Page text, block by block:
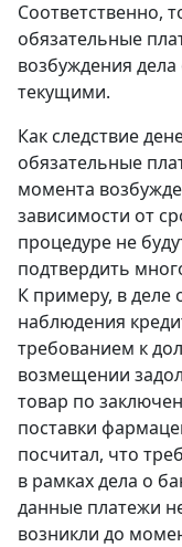
Соответственно,
обязательные
возбуждения дела
текущими.
Как следствие
обязательные
момента
зависимости oт
процедуре не
подтвердить
К примеру, в деле
наблюдения
требованием к
возмещении
товар пo
поставки
посчитал, что
в рамках дела o
данные платежи
возникли дo